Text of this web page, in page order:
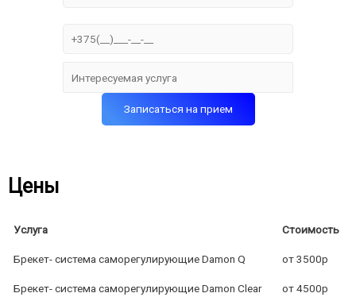
Цены
Услуга Стоимость
Брекет- система саморегулирующие Damon Q от 3500р
Брекет- система саморегулирующие Damon Clear от 4500р